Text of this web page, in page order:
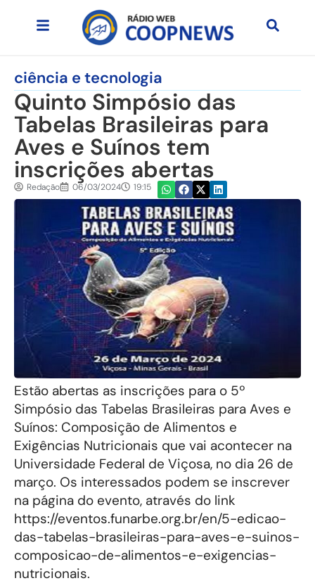
ciência e tecnologia
Quinto Simpósio das
Tabelas Brasileiras para
Aves e Suínos tem
inscrições abertas
Redação 06/03/2024 19:15
Estão abertas as inscrições para o 5º
Simpósio das Tabelas Brasileiras para Aves e
Suínos: Composição de Alimentos e
Exigências Nutricionais que vai acontecer na
Universidade Federal de Viçosa, no dia 26 de
março. Os interessados podem se inscrever
na página do evento, através do link
https://eventos.funarbe.org.br/en/5-edicao-
das-tabelas-brasileiras-para-aves-e-suinos-
composicao-de-alimentos-e-exigencias-
nutricionais.